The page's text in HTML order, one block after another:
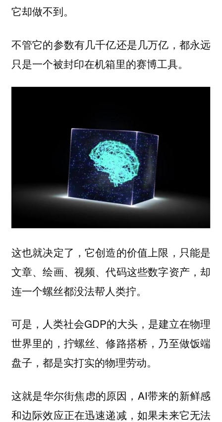
它却做不到。
不管它的参数有几千亿还是几万亿，都永远
只是一个被封印在机箱里的赛博工具。
这也就决定了，它创造的价值上限，只能是
文章、绘画、视频、代码这些数字资产，却
连一个螺丝都没法帮人类拧。
可是，人类社会GDP的大头，是建立在物理
世界里的，拧螺丝、修路搭桥，乃至做饭端
盘子，都是实打实的物理劳动。
这就是华尔街焦虑的原因，AI带来的新鲜感
和边际效应正在迅速递减，如果未来它无法